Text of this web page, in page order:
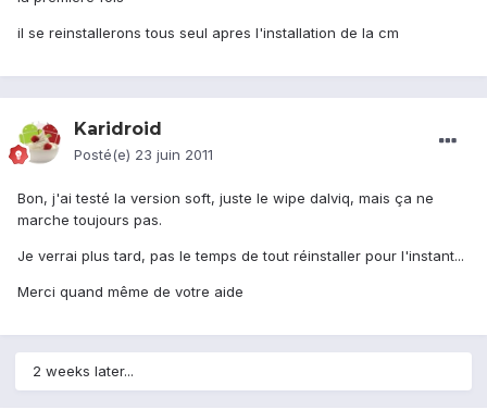
il se reinstallerons tous seul apres l'installation de la cm
Karidroid
Posté(e) 23 juin 2011
Bon, j'ai testé la version soft, juste le wipe dalviq, mais ça ne
marche toujours pas.
Je verrai plus tard, pas le temps de tout réinstaller pour l'instant...
Merci quand même de votre aide
2 weeks later...